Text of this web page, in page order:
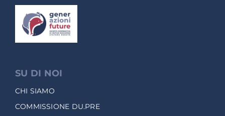
SU DI NOI
CHI SIAMO
COMMISSIONE DU.PRE